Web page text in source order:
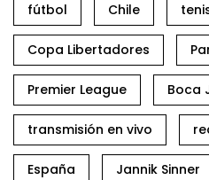
fútbol Chile
Copa Libertadores
Premier League Boca
transmisión en vivo
España Jannik Sinner